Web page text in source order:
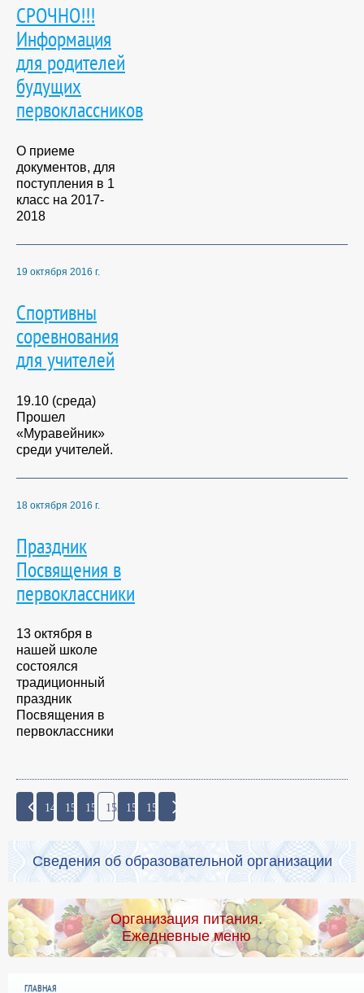
СРОЧНО!!!
Информация
для родителей
будущих
первоклассников
О приеме
документов, для
поступления в 1
класс на 2017-
2018
19 октября 2016 г.
Спортивны
соревнования
для учителей
19.10 (среда)
Прошел
«Муравейник»
среди учителей.
18 октября 2016 г.
Праздник
Посвящения в
первоклассники
13 октября в
нашей школе
состоялся
традиционный
праздник
Посвящения в
первоклассники
149 150 151 152 153 154
Сведения об образовательной организации
Организация питания.
Ежедневные меню
ГЛАВНАЯ